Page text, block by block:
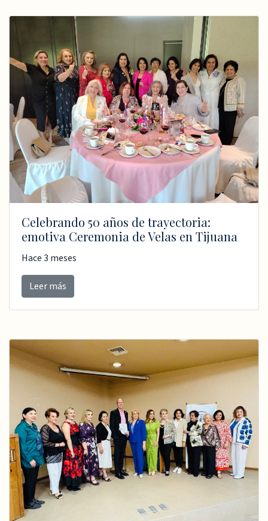
Celebrando 50 años de trayectoria:
emotiva Ceremonia de Velas en Tijuana
Hace 3 meses
Leer más